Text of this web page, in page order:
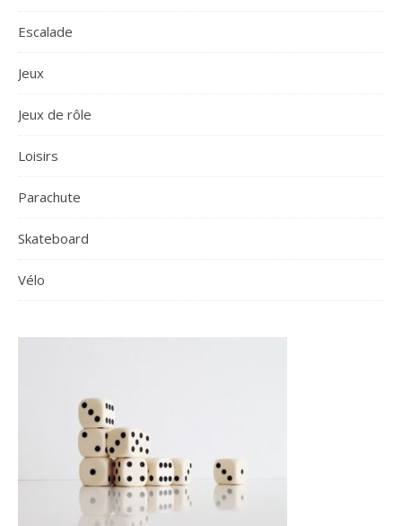
Escalade
Jeux
Jeux de rôle
Loisirs
Parachute
Skateboard
Vélo